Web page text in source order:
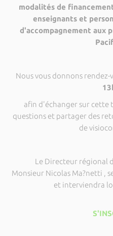
modalités de
enseignants et
d'accompagnement aux
Nous vous donnons rendez-
afin d'échanger sur cette
questions et partager des
de
Le Directeur régional
Monsieur Nicolas Ma?netti ,
et interviendra